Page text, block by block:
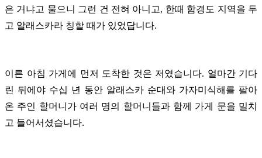
은 거냐고 물으니 그런 건 전혀 아니고, 한때 함경도 지역을 두
고 알래스카라 칭할 때가 있었답니다.
이른 아침 가게에 먼저 도착한 것은 저였습니다. 얼마간 기다
린 뒤에야 수십 년 동안 알래스카 순대와 가자미식해를 팔아
온 주인 할머니가 여러 명의 할머니들과 함께 가게 문을 밀치
고 들어서셨습니다.